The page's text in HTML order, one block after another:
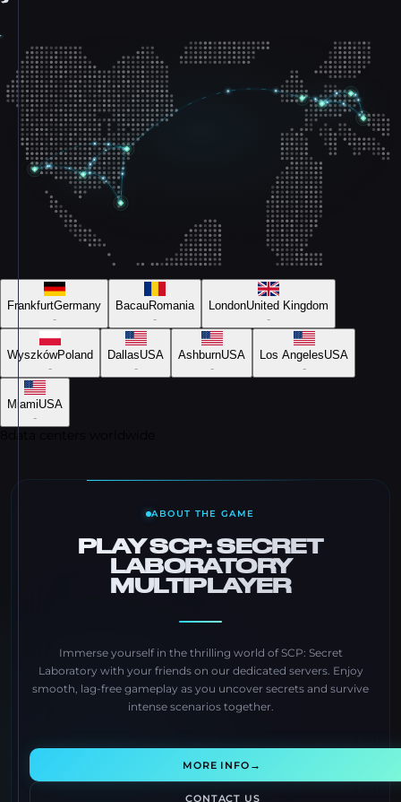
FrankfurtGermany
-
BacauRomania
-
LondonUnited Kingdom
-
WyszkówPoland
-
DallasUSA
-
AshburnUSA
-
Los AngelesUSA
-
MiamiUSA
-
ABOUT THE GAME
PLAY SCP: SECRET
LABORATORY
MULTIPLAYER
Immerse yourself in the thrilling world of SCP: Secret
Laboratory with your friends on our dedicated servers. Enjoy
smooth, lag-free gameplay as you uncover secrets and survive
intense scenarios together.
MORE INFO →
CONTACT US